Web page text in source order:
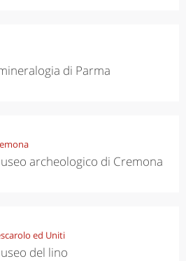
di Parma
archeologico di Cremona
ed Uniti
del lino